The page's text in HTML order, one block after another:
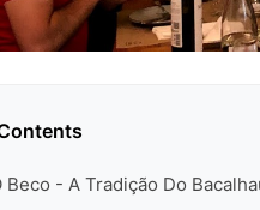
Beco - A Tradição Do